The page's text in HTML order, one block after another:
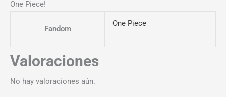
One Piece!
Fandom
One Piece
Valoraciones
No hay valoraciones aún.